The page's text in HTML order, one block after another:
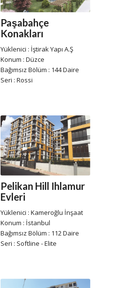
Paşabahçe
Konakları
Yüklenici : İştirak Yapı A.Ş
Konum : Düzce
Bağımsız Bölüm : 144 Daire
Seri : Rossi
Pelikan Hill Ihlamur
Evleri
Yüklenici : Kameroğlu İnşaat
Konum : İstanbul
Bağımsız Bölüm : 112 Daire
Seri : Softline - Elite